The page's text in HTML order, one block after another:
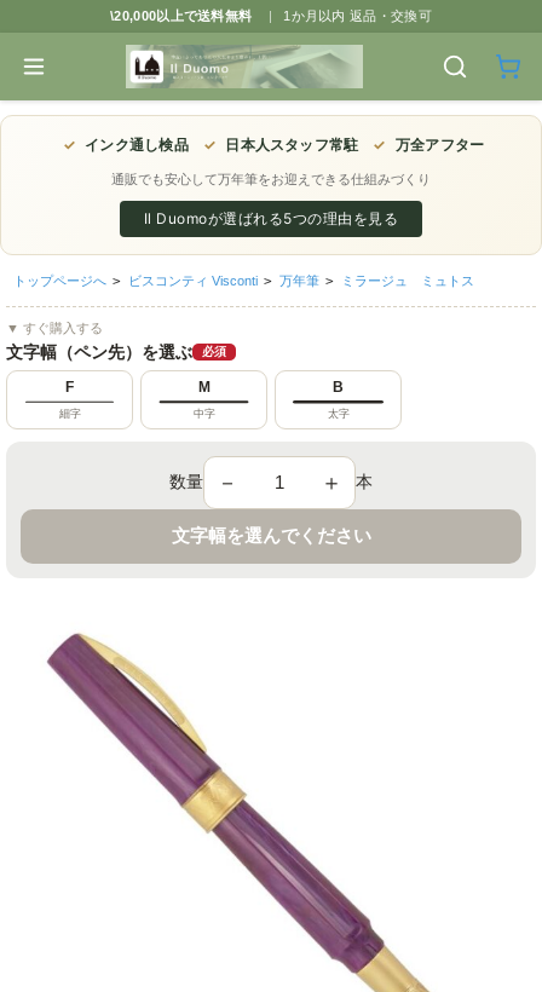
\20,000以上で送料無料 | 1か月以内 返品・交換可
✓ インク通し検品 ✓ 日本人スタッフ常駐 ✓ 万全アフター
通販でも安心して万年筆をお迎えできる仕組みづくり
Il Duomoが選ばれる5つの理由を見る
トップページへ > ビスコンティ Visconti > 万年筆 > ミラージュ ミュトス
▼ すぐ購入する
文字幅（ペン先）を選ぶ 必須
F
細字
M
中字
B
太字
数量 － ＋ 本
文字幅を選んでください